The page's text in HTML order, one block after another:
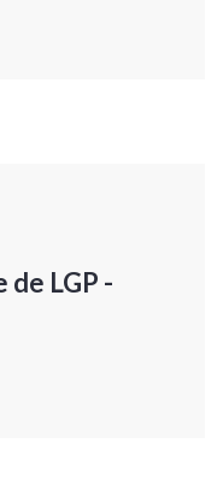
LGP -